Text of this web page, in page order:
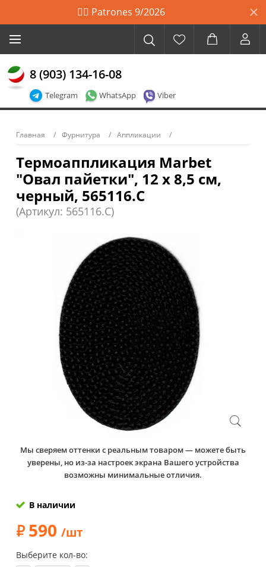
🙋‍♀️ Patrones 9/2026
Telegram WhatsApp Viber
8 (903) 134-16-08
Главная Фурнитура Аппликации
Термоаппликация Marbet
"Овал пайетки", 12 х 8,5 см,
черный, 565116.C
(Артикул: 565116.C)
Мы сверяем оттенки с реальным товаром — можете быть
уверены, но из-за настроек экрана Вашего устройства
возможны минимальные отличия.
В наличии
590 /шт
Выберите кол-во: